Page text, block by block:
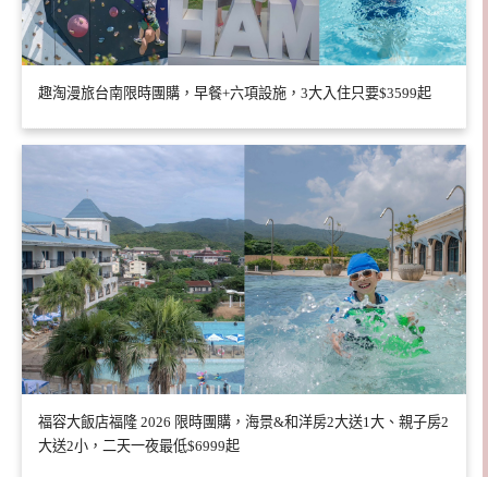
趣淘漫旅台南限時團購，早餐+六項設施，3大入住只要$3599起
福容大飯店福隆 2026 限時團購，海景&和洋房2大送1大、親子房2
大送2小，二天一夜最低$6999起